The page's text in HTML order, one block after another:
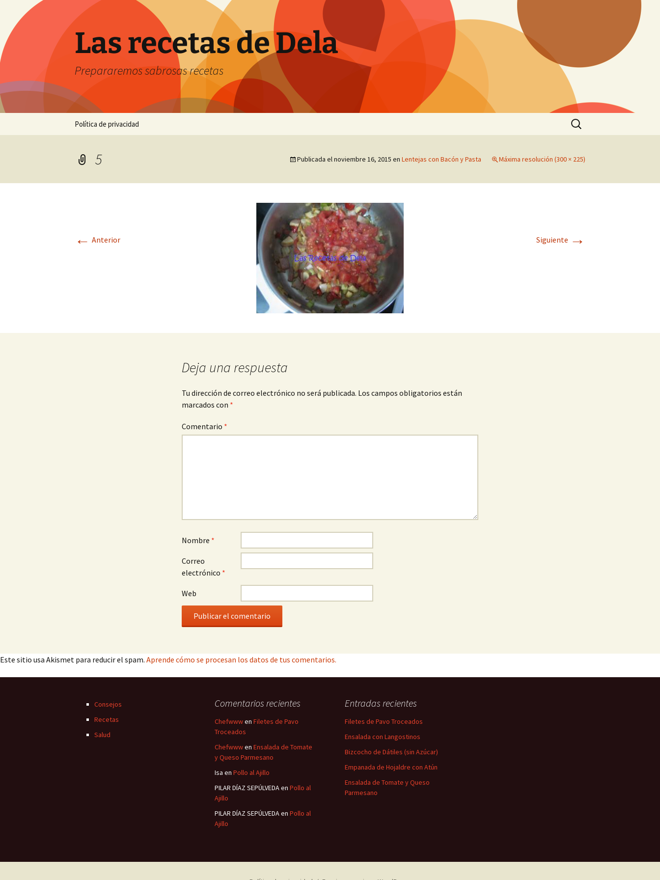
contenido
Las recetas de Dela
Prepararemos sabrosas recetas
Política de privacidad
Buscar:
5 Publicada elnoviembre 16, 2015 en Lentejas con Bacón y Pasta Máxima resolución (300 × 225)
← Anterior Siguiente →
Deja una respuesta
Tu dirección de correo electrónico no será publicada. Los campos obligatorios están
marcados con *
Comentario *
Nombre *
Correo
electrónico *
Web
Este sitio usa Akismet para reducir el spam. Aprende cómo se procesan los datos de tus comentarios.
Consejos
Recetas
Salud
Comentarios recientes
Chefwwwen Filetes de Pavo
Troceados
Chefwwwen Ensalada de Tomate
y Queso Parmesano
Isa en Pollo al Ajillo
PILAR DÍAZ SEPÚLVEDAen Pollo al
Ajillo
PILAR DÍAZ SEPÚLVEDAen Pollo al
Ajillo
Entradas recientes
Filetes de Pavo Troceados
Ensalada con Langostinos
Bizcocho de Dátiles (sin Azúcar)
Empanada de Hojaldre con Atún
Ensalada de Tomate y Queso
Parmesano